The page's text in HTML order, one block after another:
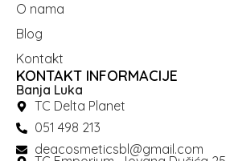
O nama
Blog
Kontakt
KONTAKT INFORMACIJE
Banja Luka
TC Delta Planet
051 498 213
deacosmeticsbl@gmail.com